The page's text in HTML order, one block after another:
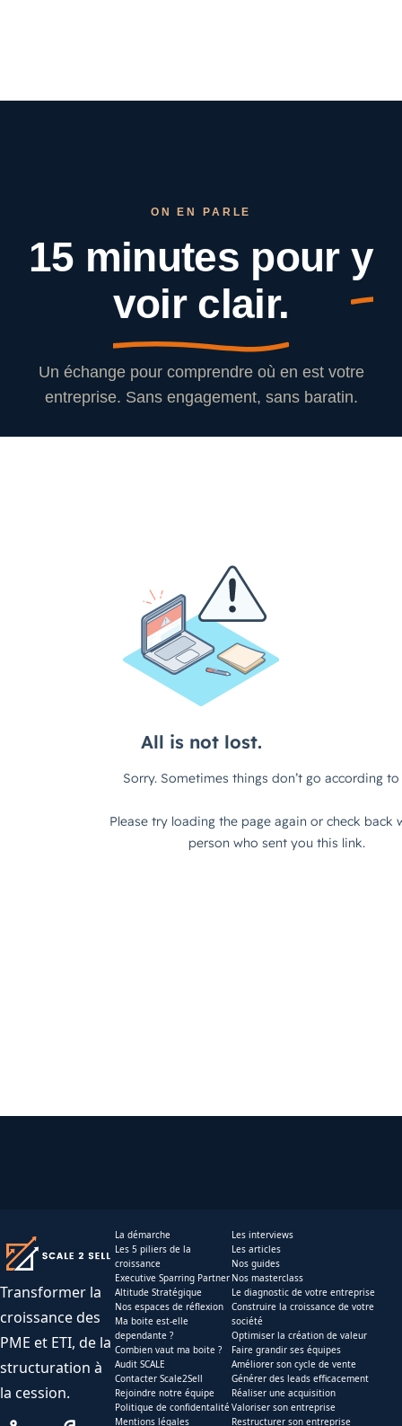
ON EN PARLE
15 minutes pour y
voir clair.
Un échange pour comprendre où en est votre
entreprise. Sans engagement, sans baratin.
Transformer la
croissance des
PME et ETI, de la
structuration à
la cession.
La démarche
Les 5 piliers de la
croissance
Executive Sparring Partner
Altitude Stratégique
Nos espaces de réflexion
Ma boite est-elle
dependante ?
Combien vaut ma boite ?
Audit SCALE
Contacter Scale2Sell
Rejoindre notre équipe
Politique de confidentalité
Mentions légales
Les interviews
Les articles
Nos guides
Nos masterclass
Le diagnostic de votre entreprise
Construire la croissance de votre
société
Optimiser la création de valeur
Faire grandir ses équipes
Améliorer son cycle de vente
Générer des leads efficacement
Réaliser une acquisition
Valoriser son entreprise
Restructurer son entreprise